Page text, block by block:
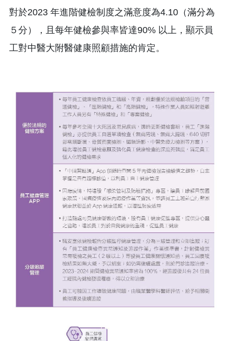
對於2023 年進階健檢制度之滿意度為4.10（滿分為
５分），且每年健檢參與率皆達90% 以上，顯示員
工對中醫大附醫健康照顧措施的肯定。